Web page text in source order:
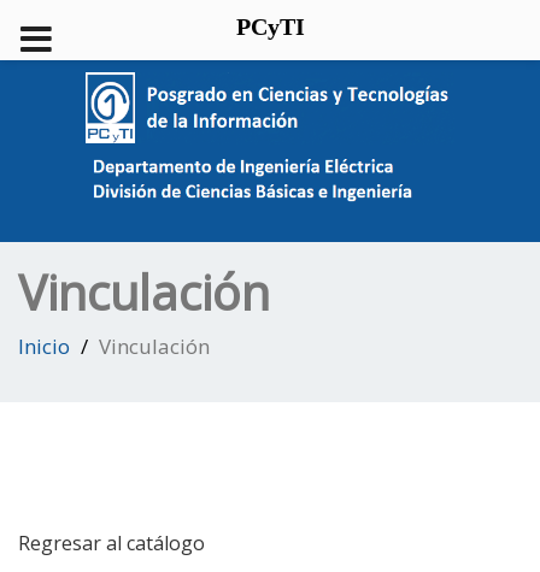
Vinculación
Inicio Vinculación
Regresar al catálogo
PCyTI